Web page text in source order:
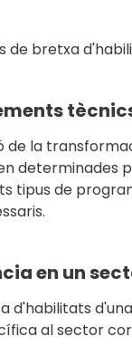
de bretxa
de la
determinades
tipus de
en un
d'habilitats
al sector